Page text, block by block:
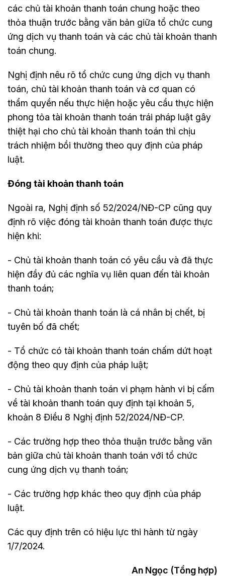
các chủ tài khoản thanh toán chung hoặc theo
thỏa thuận trước bằng văn bản giữa tổ chức cung
ứng dịch vụ thanh toán và các chủ tài khoản thanh
toán chung.
Nghị định nêu rõ tổ chức cung ứng dịch vụ thanh
toán, chủ tài khoản thanh toán và cơ quan có
thẩm quyền nếu thực hiện hoặc yêu cầu thực hiện
phong tỏa tài khoản thanh toán trái pháp luật gây
thiệt hại cho chủ tài khoản thanh toán thì chịu
trách nhiệm bồi thường theo quy định của pháp
luật.
Đóng tài khoản thanh toán
Ngoài ra, Nghị định số 52/2024/NĐ-CP cũng quy
định rõ việc đóng tài khoản thanh toán được thực
hiện khi:
- Chủ tài khoản thanh toán có yêu cầu và đã thực
hiện đầy đủ các nghĩa vụ liên quan đến tài khoản
thanh toán;
- Chủ tài khoản thanh toán là cá nhân bị chết, bị
tuyên bố đã chết;
- Tổ chức có tài khoản thanh toán chấm dứt hoạt
động theo quy định của pháp luật;
- Chủ tài khoản thanh toán vi phạm hành vi bị cấm
về tài khoản thanh toán quy định tại khoản 5,
khoản 8 Điều 8 Nghị định 52/2024/NĐ-CP.
- Các trường hợp theo thỏa thuận trước bằng văn
bản giữa chủ tài khoản thanh toán với tổ chức
cung ứng dịch vụ thanh toán;
- Các trường hợp khác theo quy định của pháp
luật.
Các quy định trên có hiệu lực thi hành từ ngày
1/7/2024.
An Ngọc (Tổng hợp)